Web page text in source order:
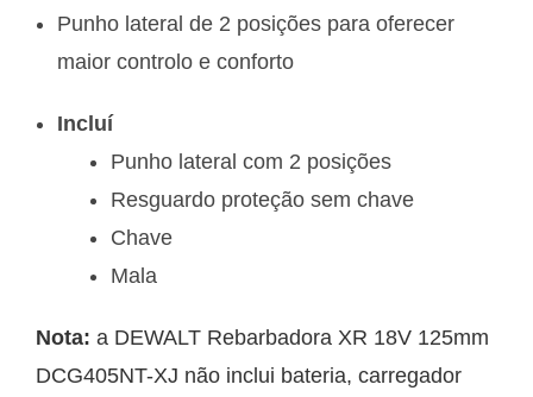
Punho lateral de 2 posições para oferecer
maior controlo e conforto
Incluí
Punho lateral com 2 posições
Resguardo proteção sem chave
Chave
Mala
Nota: a DEWALT Rebarbadora XR 18V 125mm
DCG405NT-XJ não inclui bateria, carregador